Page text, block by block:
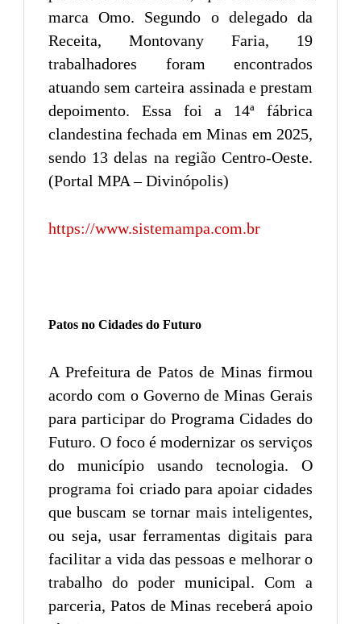
marca Omo. Segundo o delegado da
Receita, Montovany Faria, 19
trabalhadores foram encontrados
atuando sem carteira assinada e prestam
depoimento. Essa foi a 14ª fábrica
clandestina fechada em Minas em 2025,
sendo 13 delas na região Centro-Oeste.
(Portal MPA – Divinópolis)
https://www.sistemampa.com.br
Patos no Cidades do Futuro
A Prefeitura de Patos de Minas firmou
acordo com o Governo de Minas Gerais
para participar do Programa Cidades do
Futuro. O foco é modernizar os serviços
do município usando tecnologia. O
programa foi criado para apoiar cidades
que buscam se tornar mais inteligentes,
ou seja, usar ferramentas digitais para
facilitar a vida das pessoas e melhorar o
trabalho do poder municipal. Com a
parceria, Patos de Minas receberá apoio